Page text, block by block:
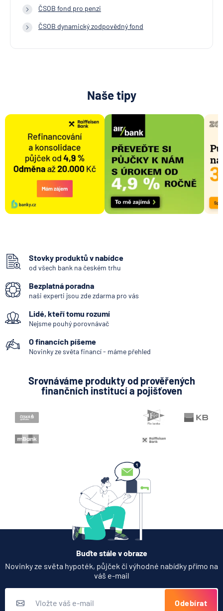
ČSOB fond pro penzi
ČSOB dynamický zodpovědný fond
Naše tipy
Stovky produktů v nabídce
od všech bank na českém trhu
Bezplatná poradna
naši experti jsou zde zdarma pro vás
Lidé, kteří tomu rozumí
Nejsme pouhý porovnávač
O financích píšeme
Novinky ze světa financí - máme přehled
Srovnáváme produkty od prověřených
finančních institucí a pojišťoven
Buďte stále v obraze
Novinky ze světa hypoték, půjček či výhodné nabídky přímo na
váš e-mail
Odebírat